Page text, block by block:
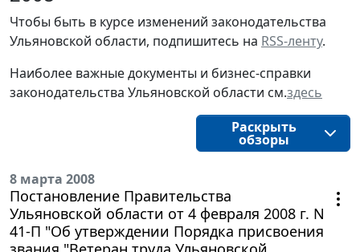
Чтобы быть в курсе изменений законодательства
Ульяновской области, подпишитесь на RSS-ленту.
Наиболее важные документы и бизнес-справки
законодательства Ульяновской области см.здесь
Раскрыть
обзоры
8 марта 2008
Постановление Правительства
Ульяновской области от 4 февраля 2008 г. N
41-П "Об утверждении Порядка присвоения